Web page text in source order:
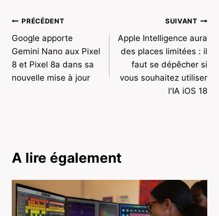
Navigation
de
l’article
PRÉCÉDENT
Google apporte
Gemini Nano aux Pixel
8 et Pixel 8a dans sa
nouvelle mise à jour
SUIVANT
Apple Intelligence aura
des places limitées : il
faut se dépêcher si
vous souhaitez utiliser
l'IA iOS 18
A lire également